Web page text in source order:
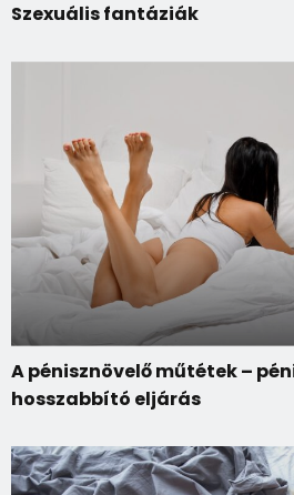
Szexuális fantáziák
A pénisznövelő műtétek –
hosszabbító eljárás